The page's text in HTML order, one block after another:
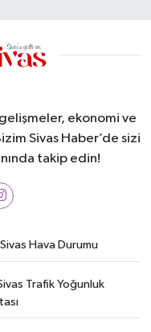
ekonomi ve
Sivas Haber’de sizi
takip edin!
Sivas Hava Durumu
Trafik Yoğunluk